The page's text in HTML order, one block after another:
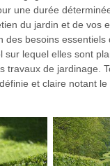
une durée
du jardin et de vos
des besoins essentiels
sur lequel elles sont
travaux de jardinage.
et claire notant